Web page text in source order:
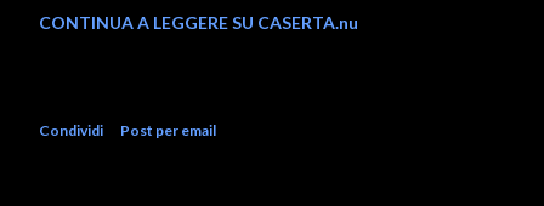
CONTINUA A LEGGERE SU CASERTA.nu
Condividi Post per email